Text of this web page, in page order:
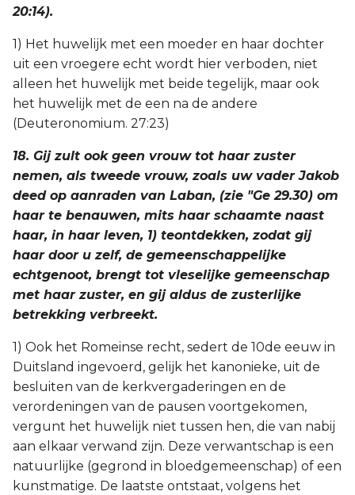
20:14).
1) Het huwelijk met een moeder en haar dochter
uit een vroegere echt wordt hier verboden, niet
alleen het huwelijk met beide tegelijk, maar ook
het huwelijk met de een na de andere
(Deuteronomium. 27:23)
18. Gij zult ook geen vrouw tot haar zuster
nemen, als tweede vrouw, zoals uw vader Jakob
deed op aanraden van Laban, (zie "Ge 29.30) om
haar te benauwen, mits haar schaamte naast
haar, in haar leven, 1) teontdekken, zodat gij
haar door u zelf, de gemeenschappelijke
echtgenoot, brengt tot vleselijke gemeenschap
met haar zuster, en gij aldus de zusterlijke
betrekking verbreekt.
1) Ook het Romeinse recht, sedert de 10de eeuw in
Duitsland ingevoerd, gelijk het kanonieke, uit de
besluiten van de kerkvergaderingen en de
verordeningen van de pausen voortgekomen,
vergunt het huwelijk niet tussen hen, die van nabij
aan elkaar verwand zijn. Deze verwantschap is een
natuurlijke (gegrond in bloedgemeenschap) of een
kunstmatige. De laatste ontstaat, volgens het